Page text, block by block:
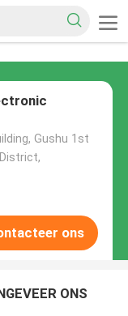
Gushu 1st
ons
ONS